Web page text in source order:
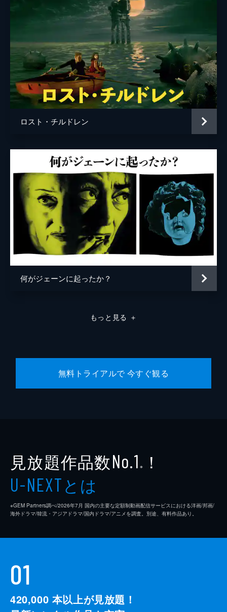
トッド・ロビンス
トッド・ブラウニング
ロスト・チルドレン
何がジェーンに起ったか？
もっと見る ＋
無料トライアルで 今すぐ観る
見放題作品数No.1 ※ ！
U-NEXTとは
※GEM Partners調べ/2026年7⽉ 国内の主要な定額制動画配信サービスにおける洋画/邦画/
海外ドラマ/韓流・アジアドラマ/国内ドラマ/アニメを調査。別途、有料作品あり。
01
420,000 本以上が見放題！